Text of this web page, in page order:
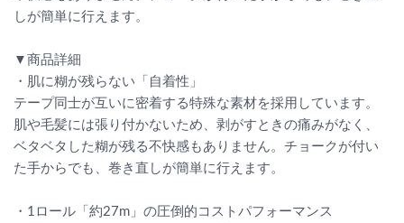
しが簡単に行えます。
▼商品詳細
・肌に糊が残らない「自着性」
テープ同士が互いに密着する特殊な素材を採用しています。
肌や毛髪には張り付かないため、剥がすときの痛みがなく、
ベタベタした糊が残る不快感もありません。チョークが付い
た手からでも、巻き直しが簡単に行えます。
・1ロール「約27m」の圧倒的コストパフォーマンス